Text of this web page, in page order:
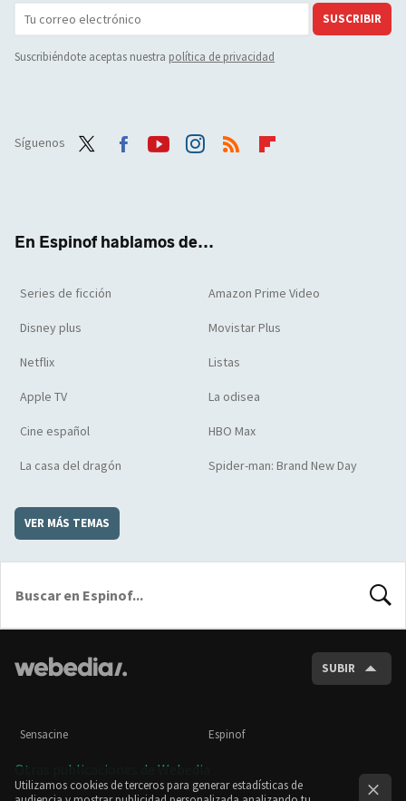
SUSCRIBIR
Suscribiéndote aceptas nuestra política de privacidad
Síguenos
En Espinof hablamos de...
Series de ficción Amazon Prime Video
Disney plus Movistar Plus
Netflix Listas
Apple TV La odisea
Cine español HBO Max
La casa del dragón Spider-man: Brand New Day
VER MÁS TEMAS
SUBIR
Sensacine Espinof
Otras publicaciones de Webedia
Utilizamos cookies de terceros para generar estadísticas de